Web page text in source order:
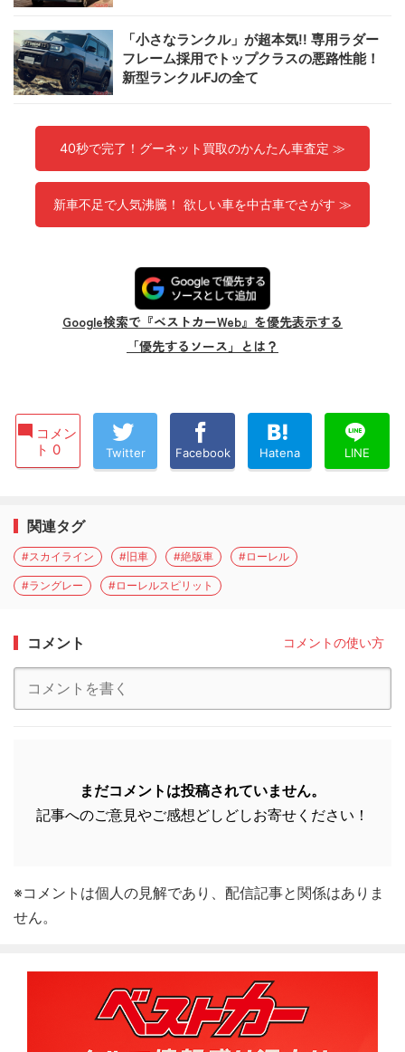
「小さなランクル」が超本気!! 専用ラダー
フレーム採用でトップクラスの悪路性能！
新型ランクルFJの全て
40秒で完了！グーネット買取のかんたん車査定 ≫
新車不足で人気沸騰！ 欲しい車を中古車でさがす ≫
Google検索で『ベストカーWeb』を優先表示する
「優先するソース」とは？
コメン
ト 0
Twitter Facebook Hatena LINE
関連タグ
#スカイライン #旧車 #絶版車 #ローレル
#ラングレー #ローレルスピリット
コメント コメントの使い方
まだコメントは投稿されていません。
記事へのご意見やご感想どしどしお寄せください！
※コメントは個人の見解であり、配信記事と関係はありま
せん。